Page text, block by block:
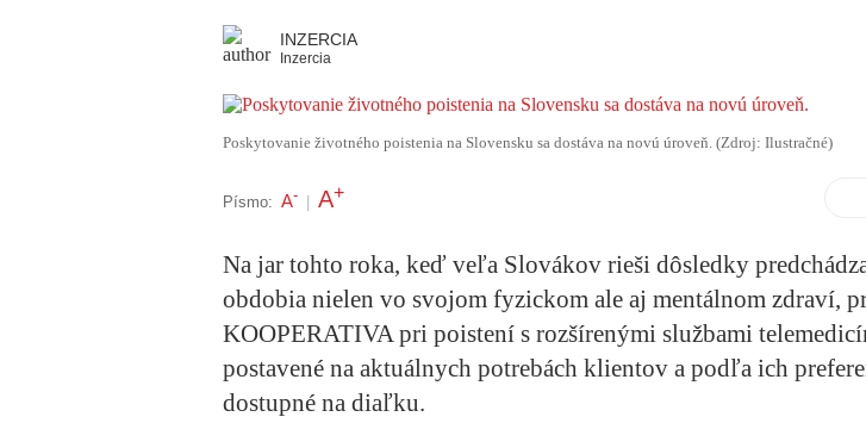
INZERCIA
Inzercia
Poskytovanie životného poistenia na Slovensku sa dostáva na novú úroveň. (Zdroj: Ilustračné)
Písmo: A- A+
Na jar tohto roka, keď veľa Slovákov rieši dôsledky
obdobia nielen vo svojom fyzickom ale aj mentálnom zdraví,
KOOPERATIVA pri poistení s rozšírenými službami
postavené na aktuálnych potrebách klientov a podľa ich
dostupné na diaľku.